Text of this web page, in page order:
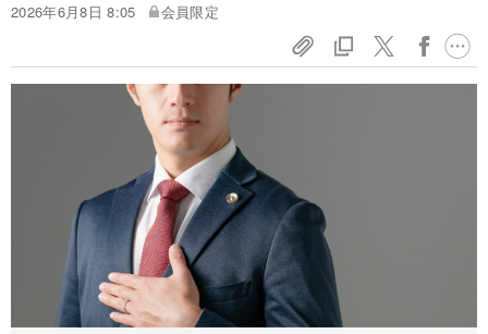
2026年6月8日 8:05
会員限定